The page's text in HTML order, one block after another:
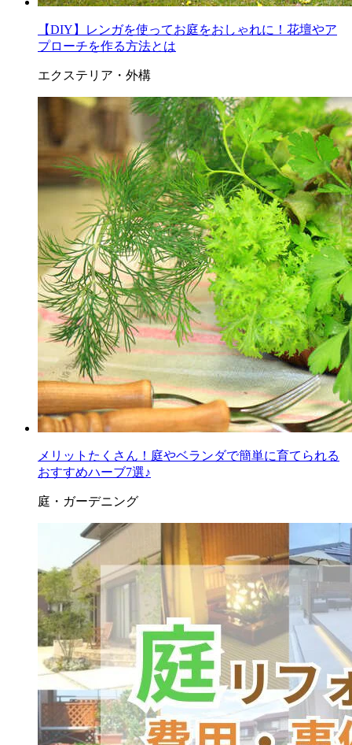
【DIY】レンガを使ってお庭をおしゃれに！花壇やア
プローチを作る方法とは
エクステリア・外構
メリットたくさん！庭やベランダで簡単に育てられる
おすすめハーブ7選♪
庭・ガーデニング